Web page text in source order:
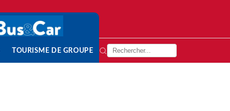
TOURISME DE GROUPE